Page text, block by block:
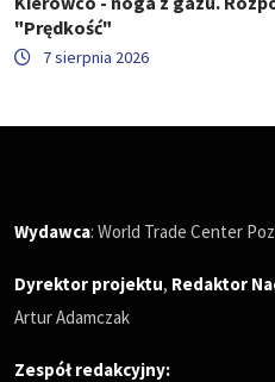
"Prędkość"
7 sierpnia 2026
Wydawca: World Trade Center
Dyrektor projektu, Redaktor
Artur Adamczak
Zespół redakcyjny: